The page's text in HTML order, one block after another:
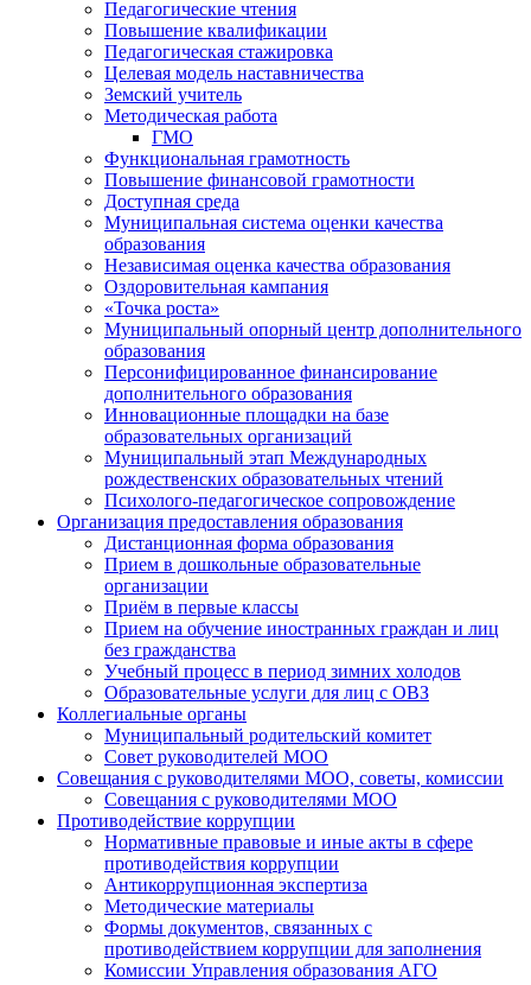
Педагогические чтения
Повышение квалификации
Педагогическая стажировка
Целевая модель наставничества
Земский учитель
Методическая работа
ГМО
Функциональная грамотность
Повышение финансовой грамотности
Доступная среда
Муниципальная система оценки качества
образования
Независимая оценка качества образования
Оздоровительная кампания
«Точка роста»
Муниципальный опорный центр дополнительного
образования
Персонифицированное финансирование
дополнительного образования
Инновационные площадки на базе
образовательных организаций
Муниципальный этап Международных
рождественских образовательных чтений
Психолого-педагогическое сопровождение
Организация предоставления образования
Дистанционная форма образования
Прием в дошкольные образовательные
организации
Приём в первые классы
Прием на обучение иностранных граждан и лиц
без гражданства
Учебный процесс в период зимних холодов
Образовательные услуги для лиц с ОВЗ
Коллегиальные органы
Муниципальный родительский комитет
Совет руководителей МОО
Совещания с руководителями МОО, советы, комиссии
Совещания с руководителями МОО
Противодействие коррупции
Нормативные правовые и иные акты в сфере
противодействия коррупции
Антикоррупционная экспертиза
Методические материалы
Формы документов, связанных с
противодействием коррупции для заполнения
Комиссии Управления образования АГО